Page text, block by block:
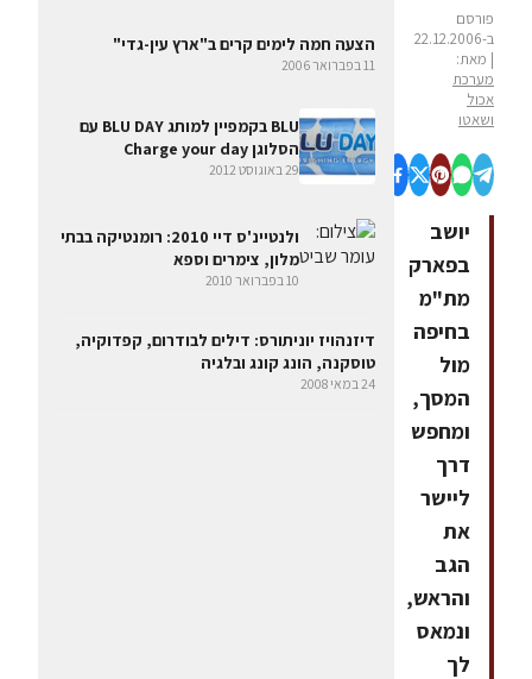
פורסם
ב-22.12.2006
| מאת:
מערכת
אכול
ושאטו
יושב
בפארק
מת"מ
בחיפה
מול
המסך,
ומחפש
דרך
ליישר
את
הגב
והראש,
ונמאס
לך
הצעה חמה לימים קרים ב"ארץ עין-גדי"
11 בפברואר 2006
BLU בקמפיין למותג BLU DAY עם
הסלוגן Charge your day
29 באוגוסט 2012
ולנטיינ'ס דיי 2010: רומנטיקה בבתי
מלון, צימרים וספא
10 בפברואר 2010
דיזנהויז יוניתורס: דילים לבודרום, קפדוקיה,
טוסקנה, הונג קונג ובלגיה
24 במאי 2008